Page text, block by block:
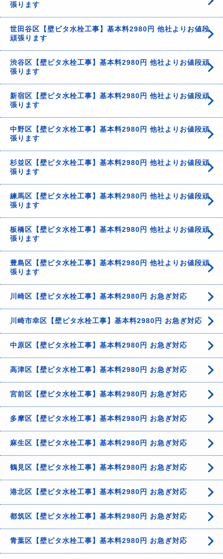
張ります
世田谷区【壁ピタ水栓工事】基本料2980円 他社よりお値段
頑張ります
渋谷区【壁ピタ水栓工事】基本料2980円 他社よりお値段頑
張ります
新宿区【壁ピタ水栓工事】基本料2980円 他社よりお値段頑
張ります
中野区【壁ピタ水栓工事】基本料2980円 他社よりお値段頑
張ります
杉並区【壁ピタ水栓工事】基本料2980円 他社よりお値段頑
張ります
練馬区【壁ピタ水栓工事】基本料2980円 他社よりお値段頑
張ります
板橋区【壁ピタ水栓工事】基本料2980円 他社よりお値段頑
張ります
豊島区【壁ピタ水栓工事】基本料2980円 他社よりお値段頑
張ります
川崎区【壁ピタ水栓工事】基本料2980円 お急ぎ対応
川崎市幸区【壁ピタ水栓工事】基本料2980円 お急ぎ対応
中原区【壁ピタ水栓工事】基本料2980円 お急ぎ対応
高津区【壁ピタ水栓工事】基本料2980円 お急ぎ対応
宮前区【壁ピタ水栓工事】基本料2980円 お急ぎ対応
多摩区【壁ピタ水栓工事】基本料2980円 お急ぎ対応
麻生区【壁ピタ水栓工事】基本料2980円 お急ぎ対応
鶴見区【壁ピタ水栓工事】基本料2980円 お急ぎ対応
港北区【壁ピタ水栓工事】基本料2980円 お急ぎ対応
都筑区【壁ピタ水栓工事】基本料2980円 お急ぎ対応
青葉区【壁ピタ水栓工事】基本料2980円 お急ぎ対応